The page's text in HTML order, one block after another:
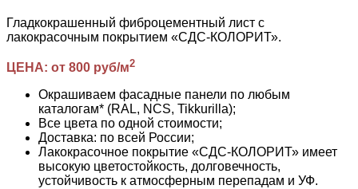
Гладкокрашенный фиброцементный лист с
лакокрасочным покрытием «СДС-КОЛОРИТ».
ЦЕНА: от 800 руб/м2
Окрашиваем фасадные панели по любым
каталогам* (RAL, NCS, Tikkurilla);
Все цвета по одной стоимости;
Доставка: по всей России;
Лакокрасочное покрытие «СДС-КОЛОРИТ» имеет
высокую цветостойкость, долговечность,
устойчивость к атмосферным перепадам и УФ.